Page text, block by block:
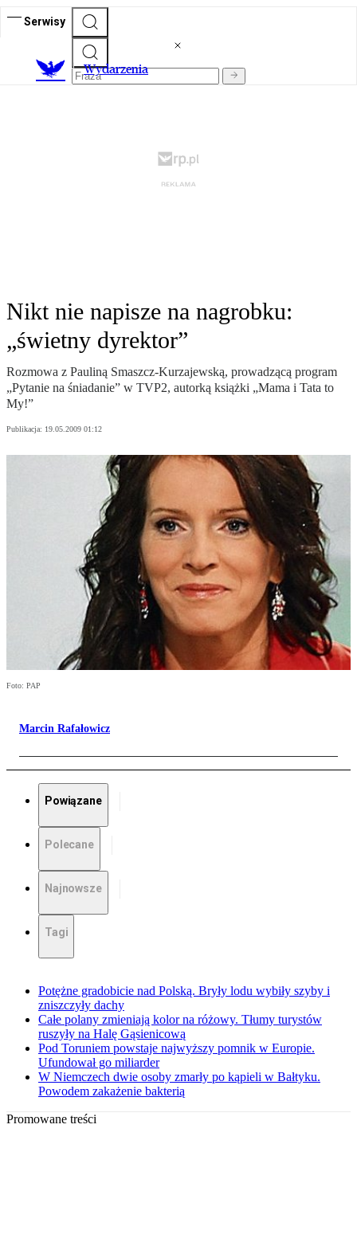
Serwisy
Wydarzenia
Nikt nie napisze na nagrobku:
„świetny dyrektor”
Rozmowa z Pauliną Smaszcz-Kurzajewską, prowadzącą program
„Pytanie na śniadanie” w TVP2, autorką książki „Mama i Tata to
My!”
Publikacja: 19.05.2009 01:12
Foto: PAP
Marcin Rafałowicz
Powiązane
Polecane
Najnowsze
Tagi
Potężne gradobicie nad Polską. Bryły lodu wybiły szyby i
zniszczyły dachy
Całe polany zmieniają kolor na różowy. Tłumy turystów
ruszyły na Halę Gąsienicową
Pod Toruniem powstaje najwyższy pomnik w Europie.
Ufundował go miliarder
W Niemczech dwie osoby zmarły po kąpieli w Bałtyku.
Powodem zakażenie bakterią
Promowane treści